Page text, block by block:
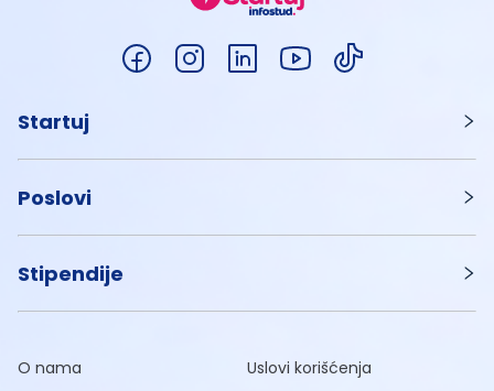
Startuj
Poslovi
Stipendije
O nama Uslovi korišćenja